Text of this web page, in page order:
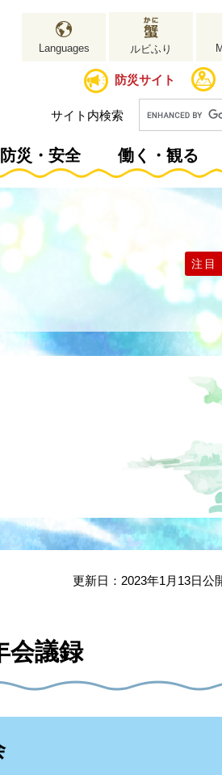
Languages ルビふり
防災サイト
サイト内検索
防災・安全 働く・観る
注目
更新日：2023年1月13日公
会議録